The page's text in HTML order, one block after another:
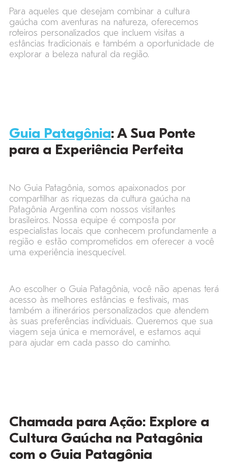
Para aqueles que desejam combinar a cultura
gaúcha com aventuras na natureza, oferecemos
roteiros personalizados que incluem visitas a
estâncias tradicionais e também a oportunidade de
explorar a beleza natural da região.
Guia Patagônia: A Sua Ponte
para a Experiência Perfeita
No Guia Patagônia, somos apaixonados por
compartilhar as riquezas da cultura gaúcha na
Patagônia Argentina com nossos visitantes
brasileiros. Nossa equipe é composta por
especialistas locais que conhecem profundamente a
região e estão comprometidos em oferecer a você
uma experiência inesquecível.
Ao escolher o Guia Patagônia, você não apenas terá
acesso às melhores estâncias e festivais, mas
também a itinerários personalizados que atendem
às suas preferências individuais. Queremos que sua
viagem seja única e memorável, e estamos aqui
para ajudar em cada passo do caminho.
Chamada para Ação: Explore a
Cultura Gaúcha na Patagônia
com o Guia Patagônia